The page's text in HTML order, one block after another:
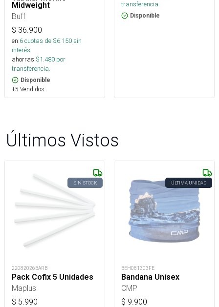
Midweight
Buff
$ 36.900
en 6cuotas de $6.150sin
interés
ahorras $1.480 por
transferencia.
Disponible
+5 Vendidos
transferencia.
Disponible
Últimos Vistos
SIN STOCK
22082026BARB
Pack Cofix 5 Unidades
Maplus
$ 5.990
ÚLTIMA UNIDAD
BEH081303FE
Bandana Unisex
CMP
$ 9.900